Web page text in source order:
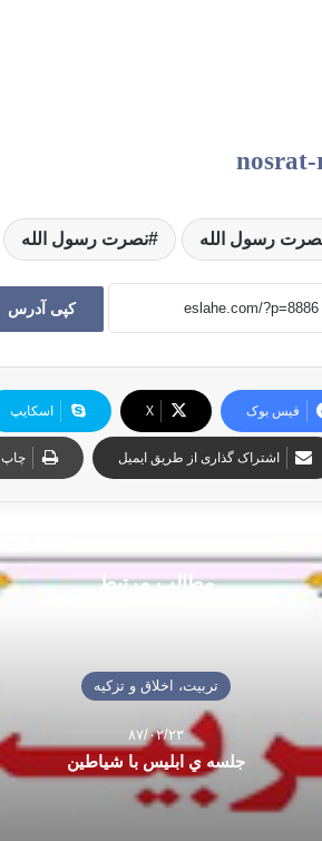
nosrat-
رسول الله نصرت رسول الله
کپی آدرس
فیس بوک X اسکایپ
اشتراک گذاری از طریق ایمیل چاپ
مطالب مرتبط
تربیت، اخلاق و تزکیه
۸۷/۰۲/۲۳
جلسه ي ابلیس با شیاطین